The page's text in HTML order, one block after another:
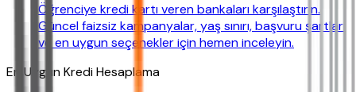
Öğrenciye kredi kartı veren bankaları karşılaştırın.
Güncel faizsiz kampanyalar, yaş sınırı, başvuru şartları
ve en uygun seçenekler için hemen inceleyin.
En Uygun Kredi Hesaplama